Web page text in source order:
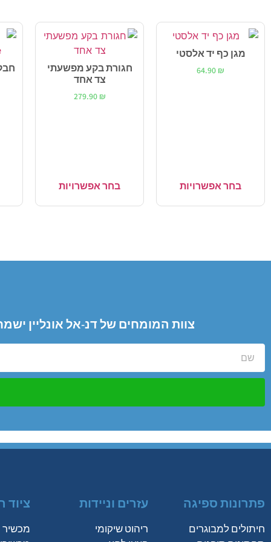
מגן כף יד אלסטי
64.90 ₪
בחר אפשרויות
חגורת בקע מפשעתי
צד אחד
279.90 ₪
בחר אפשרויות
צוות המומחים של דנ-אל אונליין
פתרונות ספיגה
חיתולים למבוגרים
עזרים וניידות
ריהוט שיקומי
ציוד
מכשיר